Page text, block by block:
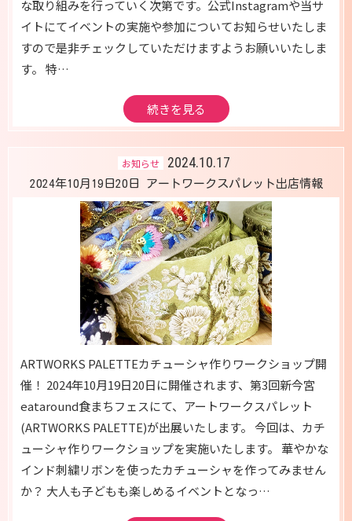
な取り組みを行っていく次第です。公式Instagramや当サ
イトにてイベントの実施や参加についてお知らせいたしま
すので是非チェックしていただけますようお願いいたしま
す。 特…
続きを見る
お知らせ 2024.10.17
2024年10月19日20日 アートワークスパレット出店情報
ARTWORKS PALETTEカチューシャ作りワークショップ開
催！ 2024年10月19日20日に開催されます、第3回新今宮
eataround食まちフェスにて、アートワークスパレット
(ARTWORKS PALETTE)が出展いたします。 今回は、カチ
ューシャ作りワークショップを実施いたします。 華やかな
インド刺繍リボンを使ったカチューシャを作ってみません
か？ 大人も子どもも楽しめるイベントとなっ…